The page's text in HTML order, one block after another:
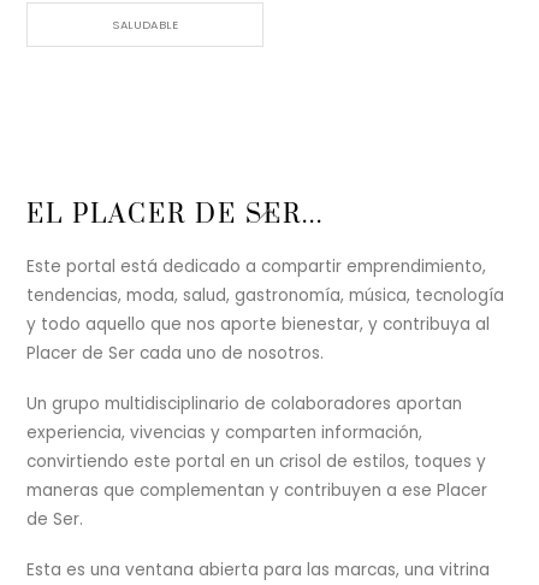
SALUDABLE
Back
Top
EL PLACER DE SER...
Este portal está dedicado a compartir emprendimiento,
tendencias, moda, salud, gastronomía, música, tecnología
y todo aquello que nos aporte bienestar, y contribuya al
Placer de Ser cada uno de nosotros.
Un grupo multidisciplinario de colaboradores aportan
experiencia, vivencias y comparten información,
convirtiendo este portal en un crisol de estilos, toques y
maneras que complementan y contribuyen a ese Placer
de Ser.
Esta es una ventana abierta para las marcas, una vitrina